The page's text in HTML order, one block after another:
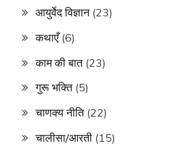
आयुर्वेद विज्ञान(23)
कथाएँ(6)
काम की बात(23)
गुरू भक्ति(5)
चाणक्य नीति(22)
चालीसा/आरती (15)